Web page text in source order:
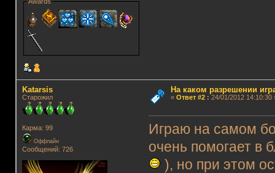
Katarsis
Старожил
Карма: 99
Оффлайн
Сообщений: 726
На каком разрешении
« Ответ #2: 24/01/2012 14:10:30
Играю на самом
очень помогает в
), но при этом